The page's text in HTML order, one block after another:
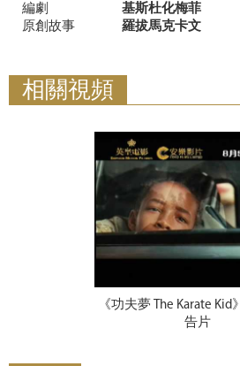
編劇
基斯杜化梅菲
原創故事
羅拔馬克卡文
相關視頻
《功夫夢 The Karate
告片